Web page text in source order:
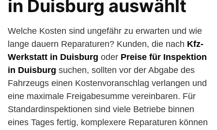
in Duisburg auswählt
Welche Kosten sind ungefähr zu erwarten und wie
lange dauern Reparaturen? Kunden, die nach Kfz-
Werkstatt in Duisburg oder Preise für Inspektion
in Duisburg suchen, sollten vor der Abgabe des
Fahrzeugs einen Kostenvoranschlag verlangen und
eine maximale Freigabesumme vereinbaren. Für
Standardinspektionen sind viele Betriebe binnen
eines Tages fertig, komplexere Reparaturen können